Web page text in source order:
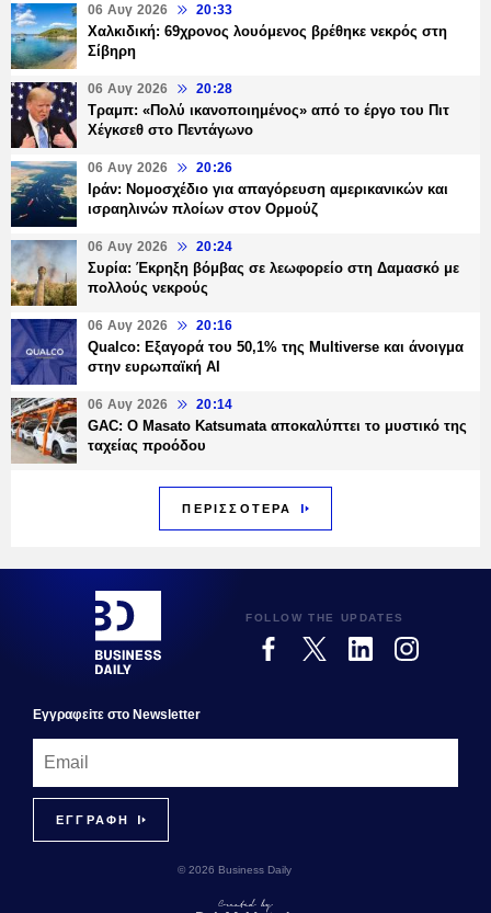
06 Αυγ 2026 20:33
Χαλκιδική: 69χρονος λουόμενος βρέθηκε νεκρός στη
Σίβηρη
06 Αυγ 2026 20:28
Τραμπ: «Πολύ ικανοποιημένος» από το έργο του Πιτ
Χέγκσεθ στο Πεντάγωνο
06 Αυγ 2026 20:26
Ιράν: Νομοσχέδιο για απαγόρευση αμερικανικών και
ισραηλινών πλοίων στον Ορμούζ
06 Αυγ 2026 20:24
Συρία: Έκρηξη βόμβας σε λεωφορείο στη Δαμασκό με
πολλούς νεκρούς
06 Αυγ 2026 20:16
Qualco: Εξαγορά του 50,1% της Multiverse και άνοιγμα
στην ευρωπαϊκή AI
06 Αυγ 2026 20:14
GAC: Ο Masato Katsumata αποκαλύπτει το μυστικό της
ταχείας προόδου
ΠΕΡΙΣΣΟΤΕΡΑ
FOLLOW THE UPDATES
Εγγραφεiτε στο Newsletter
© 2026 Business Daily